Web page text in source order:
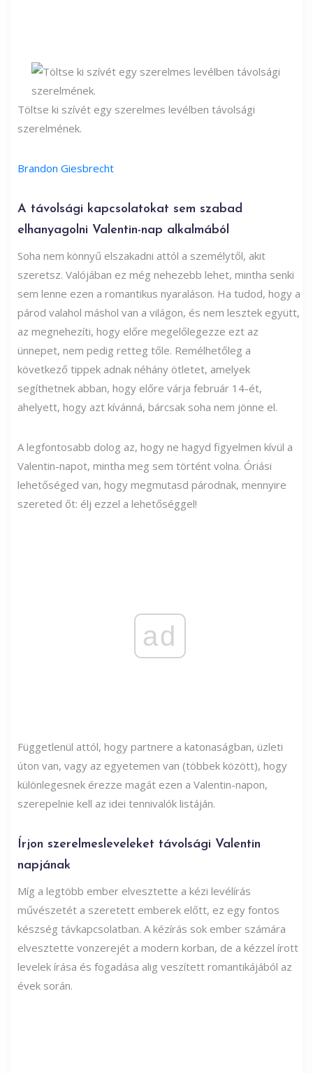
Töltse ki szívét egy szerelmes levélben távolsági
szerelmének.
Brandon Giesbrecht
A távolsági kapcsolatokat sem szabad
elhanyagolni Valentin-nap alkalmából
Soha nem könnyű elszakadni attól a személytől, akit
szeretsz. Valójában ez még nehezebb lehet, mintha senki
sem lenne ezen a romantikus nyaraláson. Ha tudod, hogy a
párod valahol máshol van a világon, és nem lesztek együtt,
az megnehezíti, hogy előre megelőlegezze ezt az
ünnepet, nem pedig retteg tőle. Remélhetőleg a
következő tippek adnak néhány ötletet, amelyek
segíthetnek abban, hogy előre várja február 14-ét,
ahelyett, hogy azt kívánná, bárcsak soha nem jönne el.
A legfontosabb dolog az, hogy ne hagyd figyelmen kívül a
Valentin-napot, mintha meg sem történt volna. Óriási
lehetőséged van, hogy megmutasd párodnak, mennyire
szereted őt: élj ezzel a lehetőséggel!
ad
Függetlenül attól, hogy partnere a katonaságban, üzleti
úton van, vagy az egyetemen van (többek között), hogy
különlegesnek érezze magát ezen a Valentin-napon,
szerepelnie kell az idei tennivalók listáján.
Írjon szerelmesleveleket távolsági Valentin
napjának
Míg a legtöbb ember elvesztette a kézi levélírás
művészetét a szeretett emberek előtt, ez egy fontos
készség távkapcsolatban. A kézírás sok ember számára
elvesztette vonzerejét a modern korban, de a kézzel írott
levelek írása és fogadása alig veszített romantikájából az
évek során.